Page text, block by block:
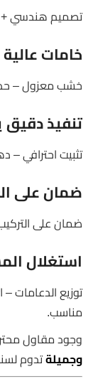
تصميم هندسي +
خامات
خشب معزول –
تنفيذ دقيق
تثبيت احترافي –
ضمان على
ضمان على
استغلال
توزيع الدعامات
مناسب.
وجود مقاول
وجميلةتدوم